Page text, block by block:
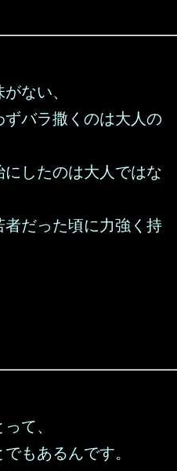
ない、
ずバラ撒くのは大人の
したのは大人ではな
者だった頃に力強く持
て、
もあるんです。